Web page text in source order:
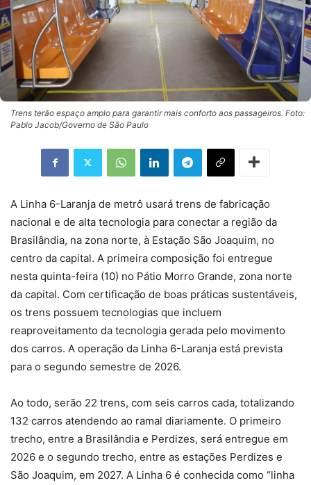
Trens terão espaço amplo para garantir mais conforto aos passageiros. Foto:
Pablo Jacob/Governo de São Paulo
A Linha 6-Laranja de metrô usará trens de fabricação
nacional e de alta tecnologia para conectar a região da
Brasilândia, na zona norte, à Estação São Joaquim, no
centro da capital. A primeira composição foi entregue
nesta quinta-feira (10) no Pátio Morro Grande, zona norte
da capital. Com certificação de boas práticas sustentáveis,
os trens possuem tecnologias que incluem
reaproveitamento da tecnologia gerada pelo movimento
dos carros. A operação da Linha 6-Laranja está prevista
para o segundo semestre de 2026.
Ao todo, serão 22 trens, com seis carros cada, totalizando
132 carros atendendo ao ramal diariamente. O primeiro
trecho, entre a Brasilândia e Perdizes, será entregue em
2026 e o segundo trecho, entre as estações Perdizes e
São Joaquim, em 2027. A Linha 6 é conhecida como “linha